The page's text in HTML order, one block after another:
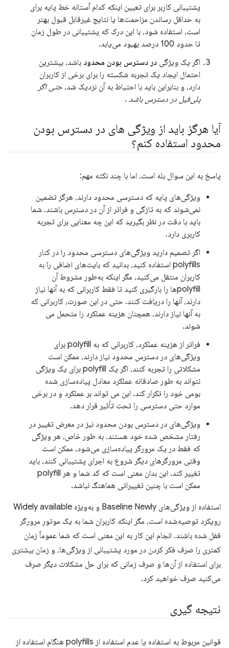
پشتیبانی کاربر برای تعیین اینکه کدام آستانه خط پایه برای
به حداقل رساندن مزاحمت‌ها یا نتایج غیرقابل قبول بهتر
است، استفاده شود، با این درک که پشتیبانی در طول زمان
تا حدود 100 درصد بهبود می‌یابد.
اگر یک ویژگی در دسترس بودن محدود باشد، بیشترین
احتمال ایجاد یک تجربه شکسته را برای برخی از کاربران
دارد، و بنابراین باید با احتیاط به آن نزدیک شد، حتی اگر
پلی‌فیل در دسترس باشد .
آیا هرگز باید از ویژگی های در دسترس بودن
محدود استفاده کنم؟
پاسخ به این سوال بله است، اما با چند نکته مهم:
ویژگی‌های پایه که دسترسی محدود دارند، هرگز تضمین
نمی‌شوند که به تازگی و فراتر از آن در دسترس باشند. شما
باید با دقت در نظر بگیرید که این چه معنایی برای تجربه
کاربری دارد.
اگر تصمیم دارید ویژگی‌های دسترسی محدود را در کنار
polyfills استفاده کنید، بدانید که بایت‌های اضافی را به
کاربران منتقل می‌کنید، مگر اینکه به‌طور مشروط آن
polyfill‌ها را بارگیری کنید تا فقط کاربرانی که به آنها نیاز
دارند، آنها را دریافت کنند. حتی در این صورت، کاربرانی که
به آنها نیاز دارند، همچنان هزینه عملکرد را متحمل می
شوند.
فراتر از هزینه عملکرد، کاربرانی که به polyfill برای
ویژگی‌های در دسترس محدود نیاز دارند، ممکن است
مشکلاتی را تجربه کنند، اگر یک polyfill برای یک ویژگی
نتواند به طور صادقانه عملکرد معادل پیاده‌سازی شده
بومی خود را تکرار کند. این می تواند بر عملکرد و در برخی
موارد حتی دسترسی را تحت تأثیر قرار دهد.
ویژگی‌های در دسترس بودن محدود نیز در معرض تغییر در
رفتار مشخص شده خود هستند. به طور خاص، هر ویژگی
که فقط در یک مرورگر پیاده‌سازی می‌شود، ممکن است
وقتی مرورگرهای دیگر شروع به اجرای پشتیبانی کنند، باید
تغییر کند. این بدان معنی است که کد شما و هر polyfill
ممکن است با چنین تغییراتی هماهنگ نباشد.
استفاده از ویژگی‌های Baseline Newly و به‌ویژه Widely available
رویکرد توصیه‌شده است، مگر اینکه کاربران شما به یک موتور مرورگر
قفل شده باشند. انجام این کار به این معنی است که شما عموماً زمان
کمتری را صرف فکر کردن در مورد پشتیبانی از ویژگی‌ها، و زمان بیشتری
برای استفاده از آن‌ها و صرف زمانی که برای حل مشکلات دیگر صرف
می‌کنید صرف خواهید کرد.
نتیجه گیری
قوانین مربوط به استفاده یا عدم استفاده از polyfills هنگام استفاده از